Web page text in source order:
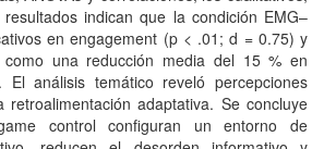
indican que la condición EMG–
en engagement (p < .01; d = 0.75) y
una reducción media del 15 % en
análisis temático reveló percepciones
adaptativa. Se concluye
control configuran un entorno de